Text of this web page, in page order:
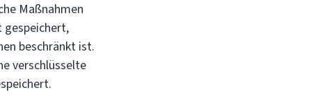
Maßnahmen
gespeichert,
beschränkt ist.
verschlüsselte